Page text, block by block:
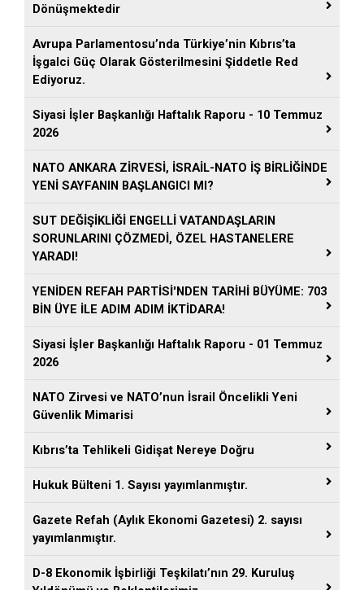
Dönüşmektedir
Avrupa Parlamentosu’nda Türkiye’nin Kıbrıs’ta
İşgalci Güç Olarak Gösterilmesini Şiddetle Red
Ediyoruz.
Siyasi İşler Başkanlığı Haftalık Raporu - 10 Temmuz
2026
NATO ANKARA ZİRVESİ, İSRAİL-NATO İŞ BİRLİĞİNDE
YENİ SAYFANIN BAŞLANGICI MI?
SUT DEĞİŞİKLİĞİ ENGELLİ VATANDAŞLARIN
SORUNLARINI ÇÖZMEDİ, ÖZEL HASTANELERE
YARADI!
YENİDEN REFAH PARTİSİ'NDEN TARİHİ BÜYÜME: 703
BİN ÜYE İLE ADIM ADIM İKTİDARA!
Siyasi İşler Başkanlığı Haftalık Raporu - 01 Temmuz
2026
NATO Zirvesi ve NATO’nun İsrail Öncelikli Yeni
Güvenlik Mimarisi
Kıbrıs’ta Tehlikeli Gidişat Nereye Doğru
Hukuk Bülteni 1. Sayısı yayımlanmıştır.
Gazete Refah (Aylık Ekonomi Gazetesi) 2. sayısı
yayımlanmıştır.
D-8 Ekonomik İşbirliği Teşkilatı’nın 29. Kuruluş